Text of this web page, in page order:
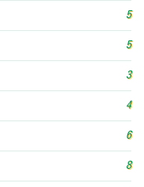
5
5
3
4
6
8